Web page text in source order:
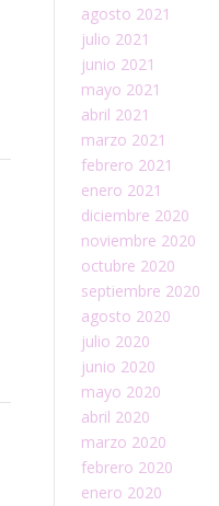
agosto 2021
julio 2021
junio 2021
mayo 2021
abril 2021
marzo 2021
febrero 2021
enero 2021
diciembre 2020
noviembre 2020
octubre 2020
septiembre 2020
agosto 2020
julio 2020
junio 2020
mayo 2020
abril 2020
marzo 2020
febrero 2020
enero 2020